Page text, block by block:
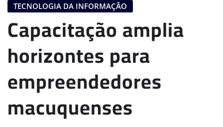
TECNOLOGIA DA INFORMAÇÃO
Capacitação amplia
horizontes para
empreendedores
macuquenses